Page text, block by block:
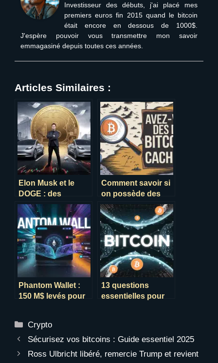
Investisseur des débuts, j'ai placé mes
premiers euros fin 2015 quand le bitcoin
était encore en dessous de 1000$.
J'espère pouvoir vous transmettre mon savoir
emmagasiné depuis toutes ces années.
Articles Similaires :
Elon Musk et le
DOGE : des
poursuites pour
opacité
Comment savoir si
on possède des
bitcoins en 2025 ?
Phantom Wallet :
150 M$ levés pour
13 questions
essentielles pour
Catégories
Crypto
Sécurisez vos bitcoins : Guide essentiel 2025
Ross Ulbricht libéré, remercie Trump et revient